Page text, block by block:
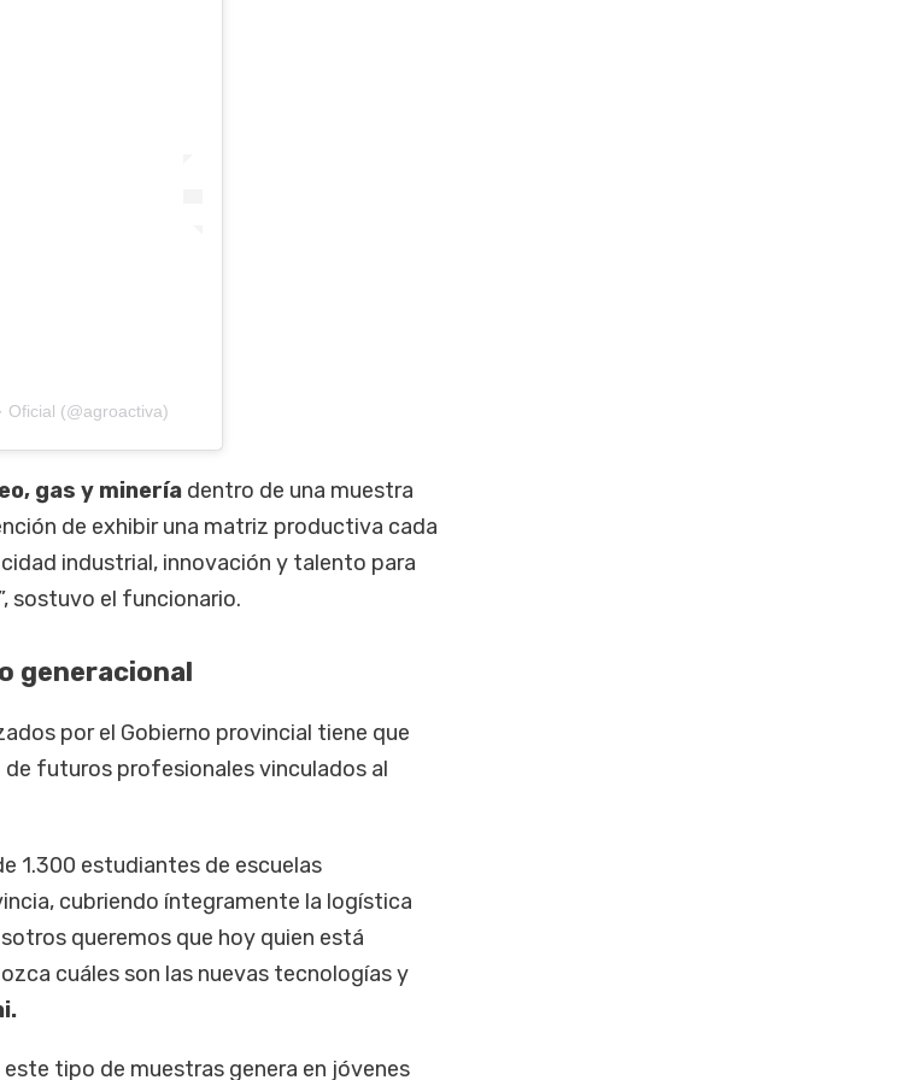
Oficial (@agroactiva)
gas y mineríadentro de una muestra
de exhibir una matriz productiva cada
industrial, innovación y talento para
sostuvo el funcionario.
generacional
por el Gobierno provincial tiene que
futuros profesionales vinculados al
1.300 estudiantes de escuelas
cubriendo íntegramente la logística
queremos que hoy quien está
cuáles son las nuevas tecnologías y
tipo de muestras genera en jóvenes